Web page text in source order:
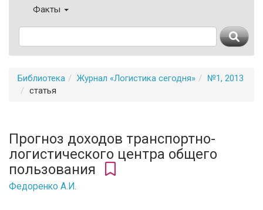
Факты
Библиотека Журнал «Логистика сегодня»
№1, 2013
статья
Прогноз доходов транспортно-
логистического центра общего
пользования
Федоренко А.И.